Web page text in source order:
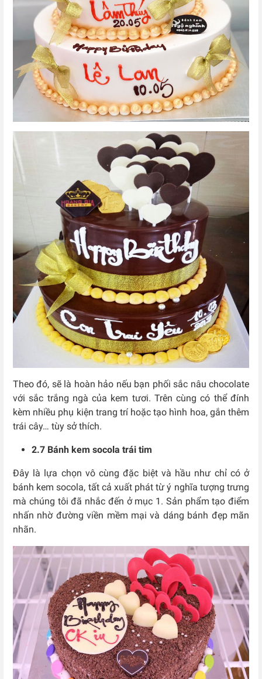
Theo đó, sẽ là hoàn hảo nếu bạn phối sắc nâu chocolate
với sắc trắng ngà của kem tươi. Trên cùng có thể đính
kèm nhiều phụ kiện trang trí hoặc tạo hình hoa, gắn thêm
trái cây… tùy sở thích.
2.7 Bánh kem socola trái tim
Đây là lựa chọn vô cùng đặc biệt và hầu như chỉ có ở
bánh kem socola, tất cả xuất phát từ ý nghĩa tượng trưng
mà chúng tôi đã nhắc đến ở mục 1. Sản phẩm tạo điểm
nhấn nhờ đường viền mềm mại và dáng bánh đẹp mãn
nhãn.